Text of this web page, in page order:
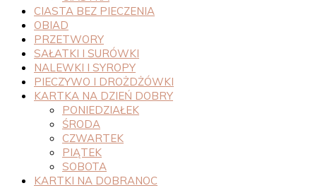
CIASTA BEZ PIECZENIA
OBIAD
PRZETWORY
SAŁATKI I SURÓWKI
NALEWKI I SYROPY
PIECZYWO I DROŻDŻÓWKI
KARTKA NA DZIEŃ DOBRY
PONIEDZIAŁEK
ŚRODA
CZWARTEK
PIĄTEK
SOBOTA
KARTKI NA DOBRANOC